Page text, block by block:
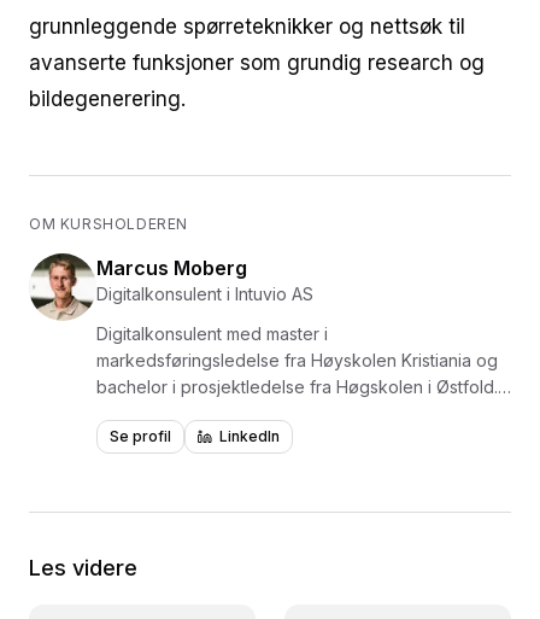
grunnleggende spørreteknikker og nettsøk til
avanserte funksjoner som grundig research og
bildegenerering.
OM KURSHOLDEREN
Marcus Moberg
Digitalkonsulent i Intuvio AS
Digitalkonsulent med master i
markedsføringsledelse fra Høyskolen Kristiania og
bachelor i prosjektledelse fra Høgskolen i Østfold.
teknologi og kundeopplevelse, og hjelper bedrifter
praktisk bruk av AI-verktøy i arbeidshverdagen.
kan dra nytte av teknologien.
Se profil LinkedIn
Les videre